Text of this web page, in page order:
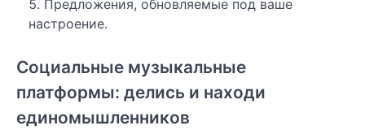
Предложения, обновляемые под ваше
настроение.
Социальные музыкальные
платформы: делись и находи
единомышленников